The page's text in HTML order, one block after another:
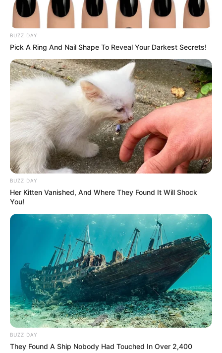
Mia Malkova
11
fans love
VOTE
Tanggal Lahir:
1 Juli1992
Tempat Lahir:
Serikat
Umur: Profesi:
Aktris Film Dewasa,Bintang
OnlyFans,Model,Selebgram,
Streamer Twitch,TikToker
Edit
Mia Malkova adalah seorang aktris film dewasa, selebgram,
model, bintang OnlyFans, TikToker dan streamer Twitch yang
BUZZ DAY
Pick A Ring And Nail Shape To Reveal Your Darkest Secrets!
BUZZ DAY
Her Kitten Vanished, And Where They Found It Will Shock
You!
BUZZ DAY
They Found A Ship Nobody Had Touched In Over 2,400